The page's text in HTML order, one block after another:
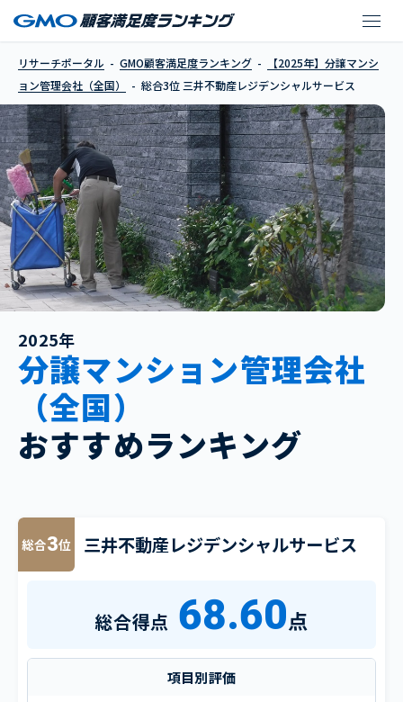
三井不動産レジデンシ
リサーチポータル GMO顧客満足度ランキング
【2025年】分譲マンシ
ョン管理会社（全国）
総合3位 三井不動産レジデンシャルサービス
2025年
分譲マンション管理会社
（全国）
おすすめランキング
総合3位 三井不動産レジデンシャルサービス
総合得点 68.60点
項目別評価